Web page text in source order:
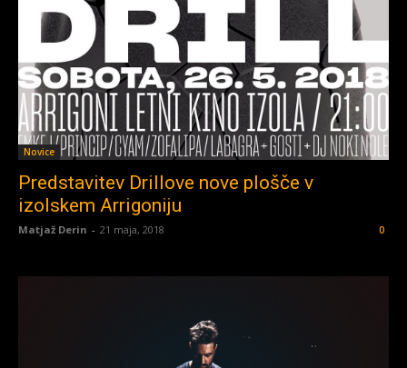
Novice
Predstavitev Drillove nove plošče v
izolskem Arrigoniju
Matjaž Derin - 21 maja, 2018 0